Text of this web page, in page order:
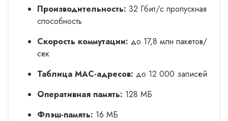
Производительность: 32 Гбит/с пропускная
способность
Скорость коммутации: до 17,8 млн пакетов/
сек
Таблица MAC-адресов: до 12 000 записей
Оперативная память: 128 МБ
Флэш-память: 16 МБ